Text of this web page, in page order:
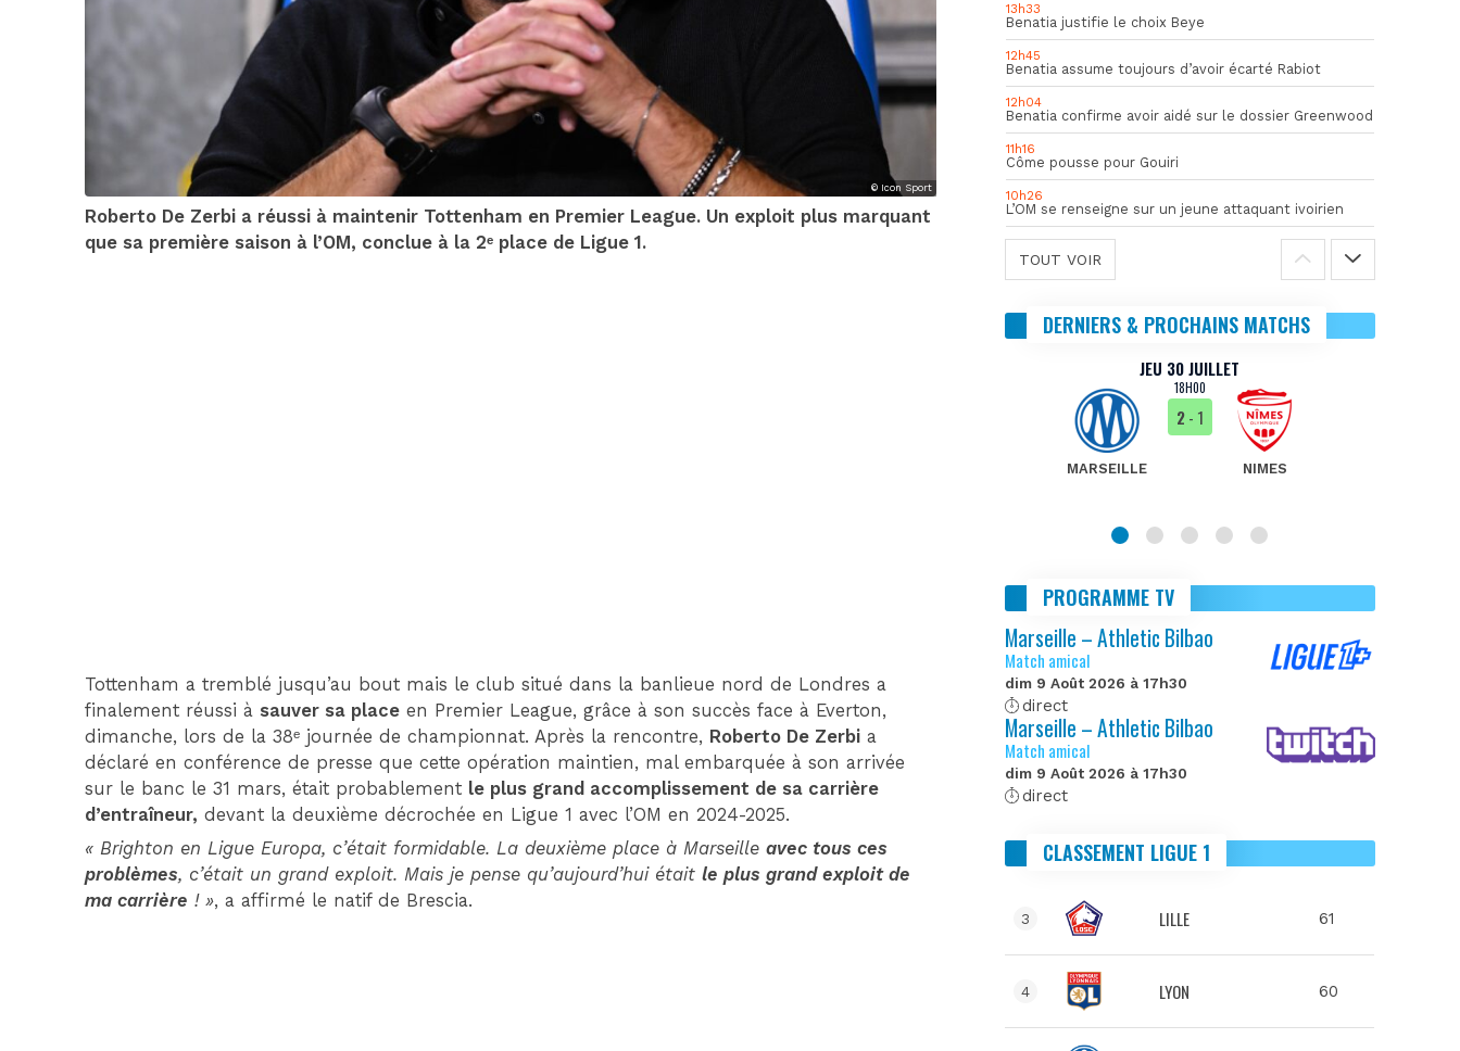
© Icon Sport
Roberto De Zerbi a réussi à maintenir Tottenham en Premier League. Un exploit plus marquant
que sa première saison à l’OM, conclue à la 2ᵉ place de Ligue 1.
Tottenham a tremblé jusqu’au bout mais le club situé dans la banlieue nord de Londres a
finalement réussi à sauver sa place en Premier League, grâce à son succès face à Everton,
dimanche, lors de la 38ᵉ journée de championnat. Après la rencontre, Roberto De Zerbi a
déclaré en conférence de presse que cette opération maintien, mal embarquée à son arrivée
sur le banc le 31 mars, était probablement le plus grand accomplissement de sa carrière
d’entraîneur, devant la deuxième décrochée en Ligue 1 avec l’OM en 2024-2025.
« Brighton en Ligue Europa, c’était formidable. La deuxième place à Marseilleavec tous ces
problèmes, c’était un grand exploit. Mais je pense qu’aujourd’hui étaitle plus grand exploit de
ma carrière ! », a affirmé le natif de Brescia.
13h33
Benatia justifie le choix Beye
12h45
Benatia assume toujours d’avoir écarté Rabiot
12h04
Benatia confirme avoir aidé sur le dossier Greenwood
11h16
Côme pousse pour Gouiri
10h26
L’OM se renseigne sur un jeune attaquant ivoirien
TOUT VOIR
DERNIERS & PROCHAINS MATCHS
JEU 30 JUILLET
18H00
MARSEILLE
2- 1
NIMES
PROGRAMME TV
Marseille – Athletic Bilbao
Match amical
dim 9 Août 2026 à 17h30
direct
Marseille – Athletic Bilbao
Match amical
dim 9 Août 2026 à 17h30
direct
CLASSEMENT LIGUE 1
3 LILLE 61
4 LYON 60